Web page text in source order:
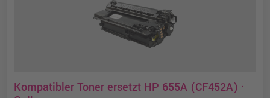
Kompatibler Toner ersetzt HP 655A (CF452A) ·